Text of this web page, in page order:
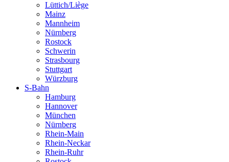
Lüttich/Liège
Mainz
Mannheim
Nürnberg
Rostock
Schwerin
Strasbourg
Stuttgart
Würzburg
S-Bahn
Hamburg
Hannover
München
Nürnberg
Rhein-Main
Rhein-Neckar
Rhein-Ruhr